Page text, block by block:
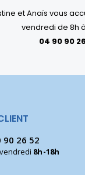
et Anaïs vous
vendredi de 8h à
04 90 90
90 26 52
8h-18h